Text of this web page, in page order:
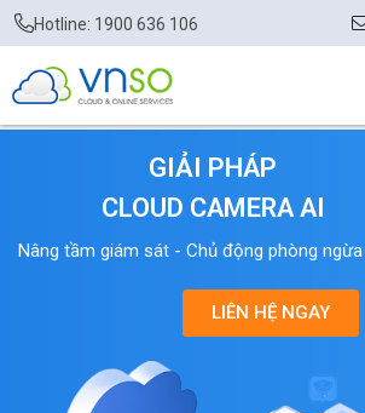
Hotline: 1900 636 106
GIẢI PHÁP
CLOUD CAMERA AI
Nâng tầm giám sát - Chủ động phòng
LIÊN HỆ NGAY